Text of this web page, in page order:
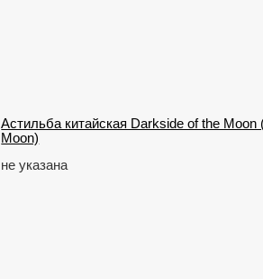
Астильба китайская Darkside of the Moon
Moon)
не указана